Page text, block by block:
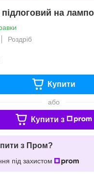
підлоговий на
Роздріб
Купити
або
Купити з
з Пром?
під захистом